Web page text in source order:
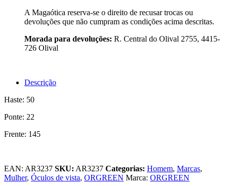
A Magaótica reserva-se o direito de recusar trocas ou
devoluções que não cumpram as condições acima descritas.
Morada para devoluções: R. Central do Olival 2755, 4415-
726 Olival
Descrição
Haste: 50
Ponte: 22
Frente: 145
EAN: AR3237 SKU: AR3237 Categorias: Homem, Marcas,
Mulher, Óculos de vista, ORGREEN Marca: ORGREEN